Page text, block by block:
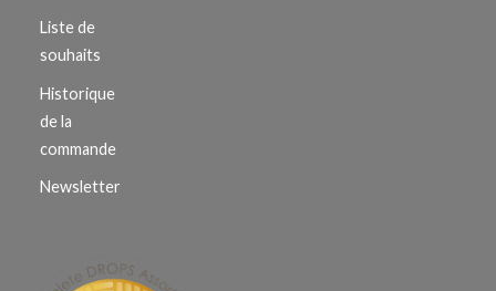
Liste de
souhaits
Historique
de la
commande
Newsletter